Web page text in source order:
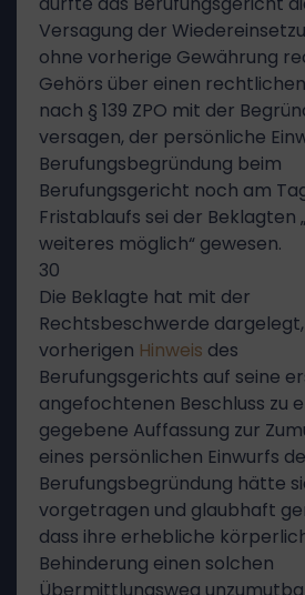
Versagung der
ohne vorherige Gewährung
Gehörs über einen rechtlichen
nach § 139 ZPO mit der
versagen, der persönliche
Berufungsbegründung beim
Berufungsgericht noch am
Fristablaufs sei der Beklagten
weiteres möglich“ gewesen.
30
Die Beklagte hat mit der
Rechtsbeschwerde
vorherigen Hinweis des
Berufungsgerichts auf seine
angefochtenen Beschluss zu
gegebene Auffassung zur
eines persönlichen Einwurfs
Berufungsbegründung hätte
vorgetragen und glaubhaft
dass ihre erhebliche
Behinderung einen solchen